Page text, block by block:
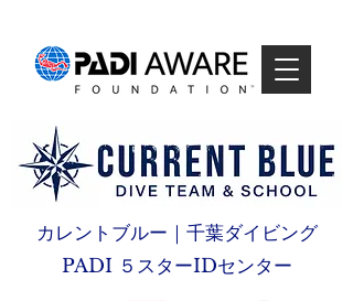
カレントブルー｜千葉ダイビング
PADI ５スターIDセンター